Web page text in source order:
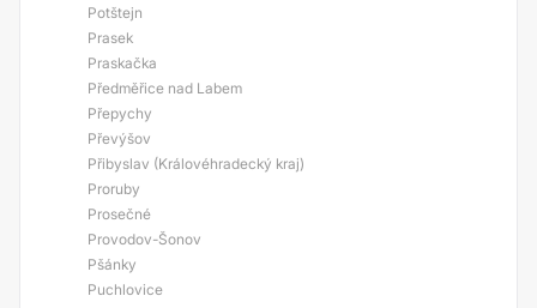
Potštejn
Prasek
Praskačka
Předměřice nad Labem
Přepychy
Převýšov
Přibyslav (Královéhradecký kraj)
Proruby
Prosečné
Provodov-Šonov
Pšánky
Puchlovice